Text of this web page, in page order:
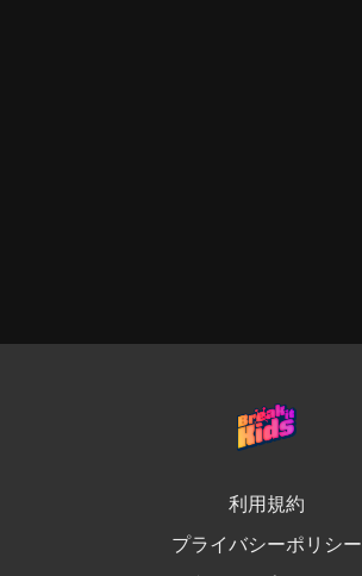
利用規約
プライバシーポリシー